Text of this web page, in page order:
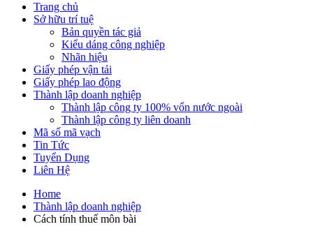
Trang chủ
Sở hữu trí tuệ
Bản quyền tác giả
Kiểu dáng công nghiệp
Nhãn hiệu
Giấy phép vận tải
Giấy phép lao động
Thành lập doanh nghiệp
Thành lập công ty 100% vốn nước ngoài
Thành lập công ty liên doanh
Mã số mã vạch
Tin Tức
Tuyển Dụng
Liên Hệ
Home
Thành lập doanh nghiệp
Cách tính thuế môn bài